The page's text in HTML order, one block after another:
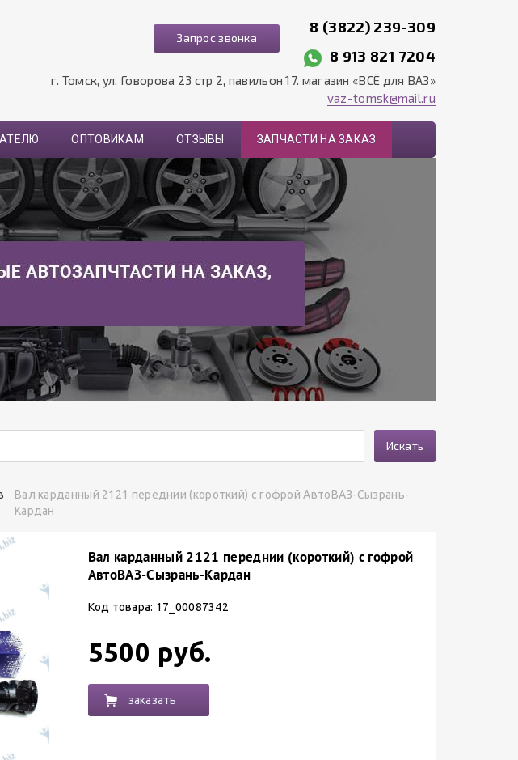
Запрос звонка
8 (3822) 239-309
8 913 821 7204
г. Томск, ул. Говорова 23 стр 2, павильон 17. магазин «ВСЁ для ВАЗ»
vaz-tomsk@mail.ru
ОПТОВИКАМ ОТЗЫВЫ ЗАПЧАСТИ НА ЗАКАЗ
Искать
Вал карданный 2121 переднии (короткий) с гофрой АвтоВАЗ-Сызрань-
Кардан
Вал карданный 2121 переднии (короткий) с гофрой
АвтоВАЗ-Сызрань-Кардан
Код товара: 17_00087342
5500 руб.
заказать